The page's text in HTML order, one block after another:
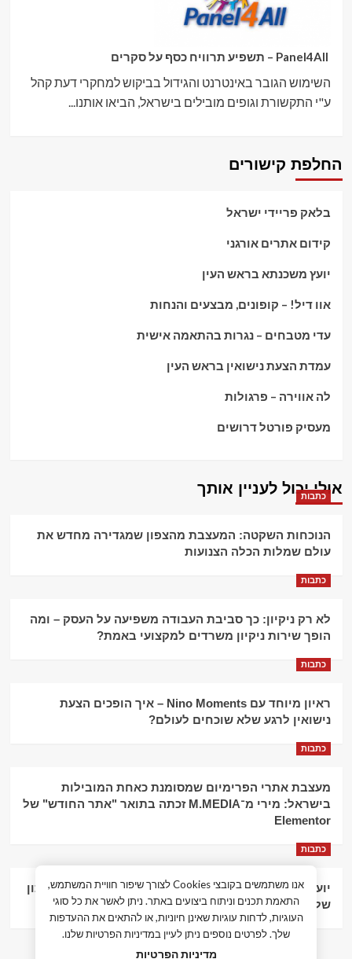
השימוש הגובר באינטרנט והגידול בביקוש למחקרי דעת קהל
ע"י התקשורת וגופים מובילים בישראל, הביאו אותנו...
החלפת קישורים
בלאק פריידי ישראל
קידום אתרים אורגני
יועץ משכנתא בראש העין
אוו דיל! – קופונים, מבצעים והנחות
עדי מטבחים – נגרות בהתאמה אישית
עמדת הצעת נישואין בראש העין
לה אווירה – פרגולות
מעסיק פורטל דרושים
אולי יכול לעניין אותך
כתבות
הנוכחות השקטה: המעצבת מהצפון שמגדירה מחדש את
עולם שמלות הכלה הצנועות
כתבות
לא רק ניקיון: כך סביבת העבודה משפיעה על העסק – ומה
הופך שירות ניקיון משרדים למקצועי באמת?
כתבות
ראיון מיוחד עם Nino Moments – איך הופכים הצעת
נישואין לרגע שלא שוכחים לעולם?
כתבות
מעצבת אתרי הפרימיום שמסומנת כאחת המובילות
בישראל: מירי מ־M.MEDIA זכתה בתואר "אתר החודש" של
Elementor
כתבות
יועץ עסקי וליווי פיננסי – הדרך לצמיחה כלכלית וניהול נכון
של העסק
אנו משתמשים בקובצי Cookies לצורך שיפור חוויית המשתמש,
התאמת תכנים וניתוח ביצועים באתר. ניתן לאשר את כל סוגי
העוגיות, לדחות עוגיות שאינן חיוניות, או להתאים את ההעדפות
שלך. לפרטים נוספים ניתן לעיין במדיניות הפרטיות שלנו.
מדיניות הפרטיות